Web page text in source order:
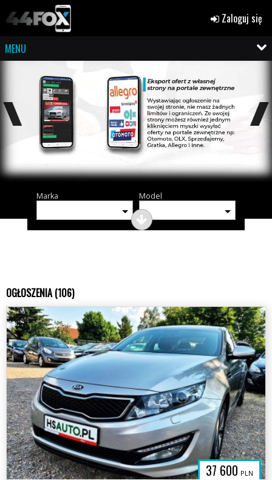
Zaloguj się
MENU
Marka Model
OGŁOSZENIA (106)
37 600 PLN